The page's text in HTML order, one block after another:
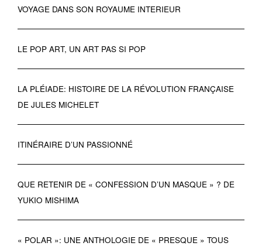
VOYAGE DANS SON ROYAUME INTERIEUR
LE POP ART, UN ART PAS SI POP
LA PLÉIADE: HISTOIRE DE LA RÉVOLUTION FRANÇAISE
DE JULES MICHELET
ITINÉRAIRE D’UN PASSIONNÉ
QUE RETENIR DE « CONFESSION D’UN MASQUE » ? DE
YUKIO MISHIMA
« POLAR »: UNE ANTHOLOGIE DE « PRESQUE » TOUS